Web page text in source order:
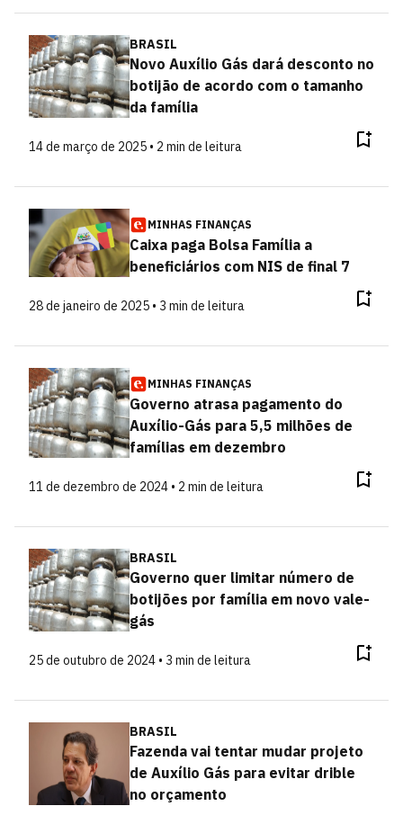
BRASIL
Novo Auxílio Gás dará desconto no
botijão de acordo com o tamanho
da família
14 de março de 2025 • 2 min de leitura
MINHAS FINANÇAS
Caixa paga Bolsa Família a
beneficiários com NIS de final 7
28 de janeiro de 2025 • 3 min de leitura
MINHAS FINANÇAS
Governo atrasa pagamento do
Auxílio-Gás para 5,5 milhões de
famílias em dezembro
11 de dezembro de 2024 • 2 min de leitura
BRASIL
Governo quer limitar número de
botijões por família em novo vale-
gás
25 de outubro de 2024 • 3 min de leitura
BRASIL
Fazenda vai tentar mudar projeto
de Auxílio Gás para evitar drible
no orçamento